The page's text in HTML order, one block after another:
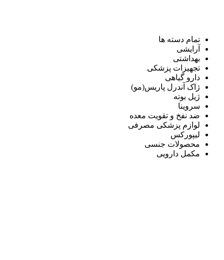
تمام دسته ها
آرایشی
بهداشتی
تجهیزات پزشکی
دارو گیاهی
ژاک آندرل پاریس(مو)
ژیل بوته
سروینا
ضد نفخ و تقویت معده
لوازم پزشکی مصرفی
لیپورکس
محصولات جنسی
مکمل دارویی